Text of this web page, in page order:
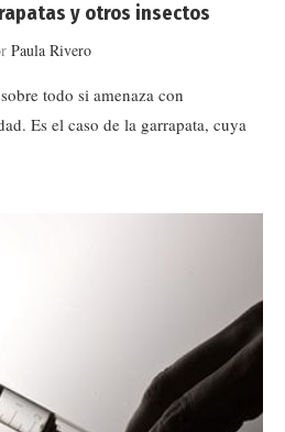
y otros insectos
Paula Rivero
todo si amenaza con
Es el caso de la garrapata, cuya